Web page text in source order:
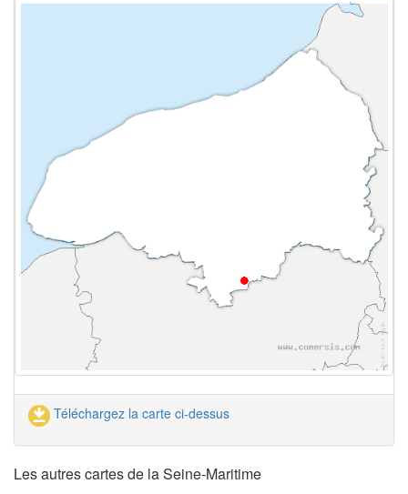
Téléchargez la carte ci-dessus
Les autres cartes de la Seine-Maritime